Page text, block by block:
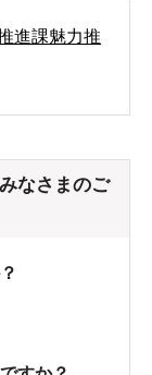
進課魅力推
なさまのご